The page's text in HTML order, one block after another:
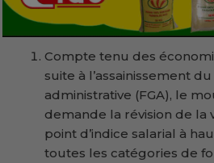
Compte tenu des
suite à l’assainissement
administrative (FGA), le
demande la révision de la
point d’indice salarial à
toutes les catégories de